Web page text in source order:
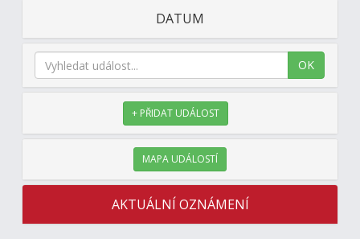
DATUM
OK
+ PŘIDAT UDÁLOST
MAPA UDÁLOSTÍ
AKTUÁLNÍ OZNÁMENÍ